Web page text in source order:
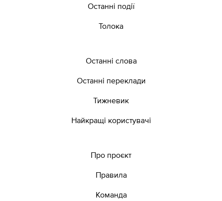
Останні події
Толока
Останні слова
Останні переклади
Тижневик
Найкращі користувачі
Про проєкт
Правила
Команда